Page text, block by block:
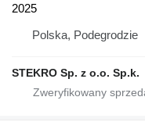
2025
Polska, Podegrodzie
STEKRO Sp. z o.o. Sp.k.